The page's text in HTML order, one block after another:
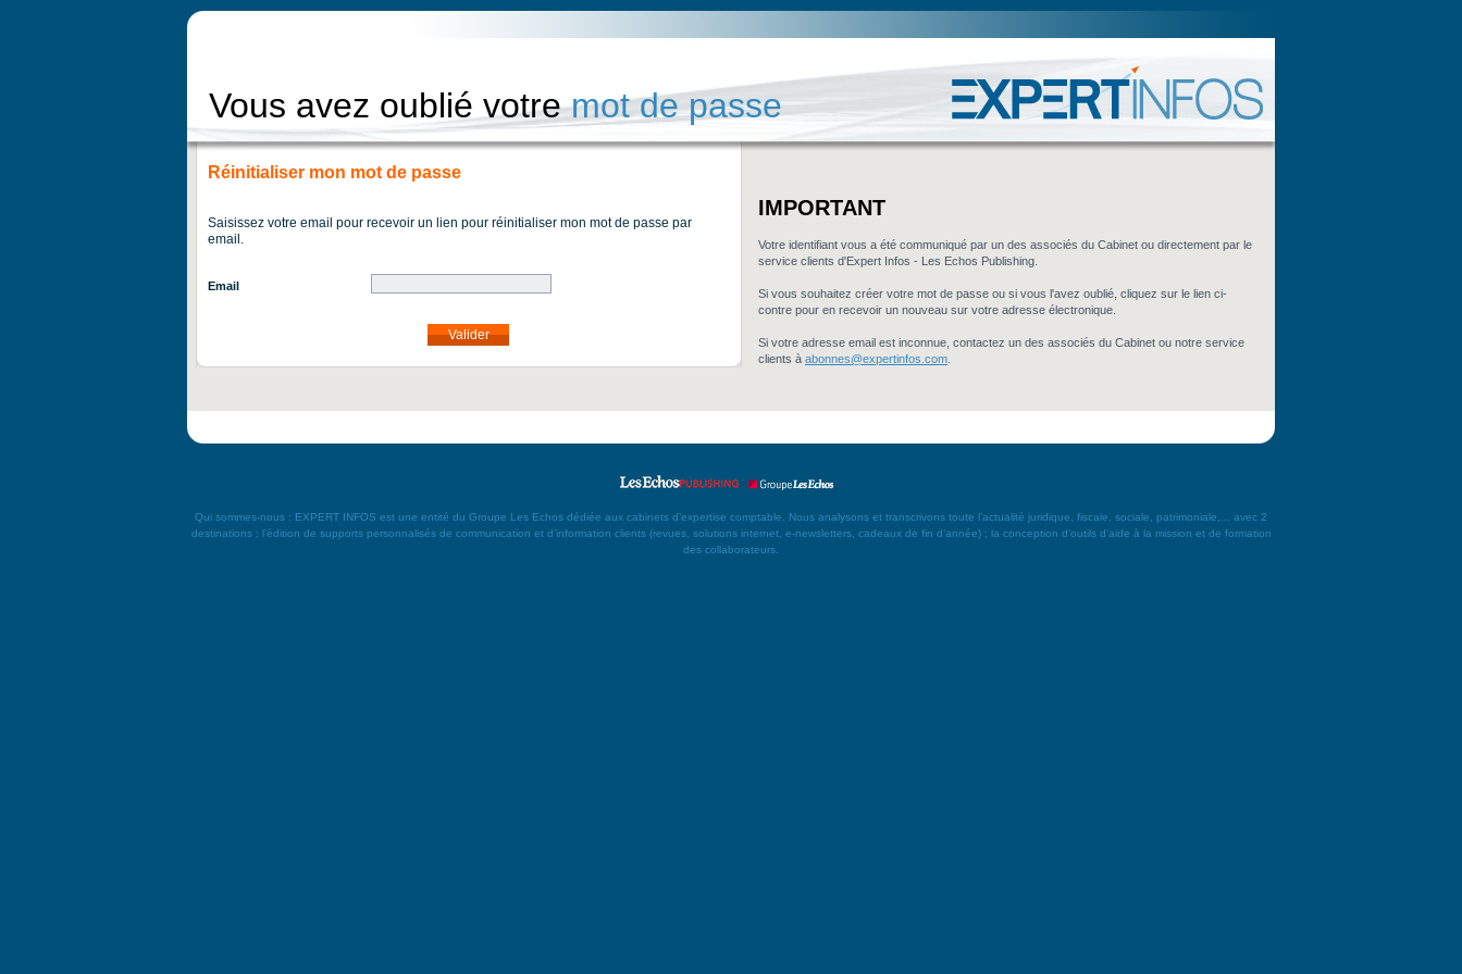
Vous avez oublié votremot de passe
Réinitialiser mon mot de passe
Saisissez votre email pour recevoir un lien pour réinitialiser mon mot de passe par
email.
Email
Valider
IMPORTANT
Votre identifiant vous a été communiqué par un des associés du Cabinet ou directement par le
service clients d'Expert Infos - Les Echos Publishing.
Si vous souhaitez créer votre mot de passe ou si vous l'avez oublié, cliquez sur le lien ci-
contre pour en recevoir un nouveau sur votre adresse électronique.
Si votre adresse email est inconnue, contactez un des associés du Cabinet ou notre service
clients à abonnes@expertinfos.com
Qui sommes-nous : EXPERT INFOS est une entité du Groupe Les Echos dédiée aux cabinets d’expertise comptable. Nous analysons et transcrivons toute l’actualité juridique, fiscale, sociale, patrimoniale,... avec 2
destinations : l’édition de supports personnalisés de communication et d’information clients (revues, solutions internet, e-newsletters, cadeaux de fin d’année) ; la conception d’outils d’aide à la mission et de formation
des collaborateurs.